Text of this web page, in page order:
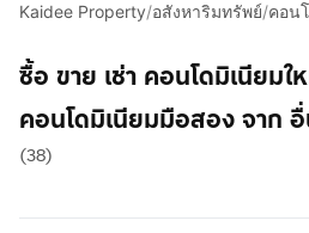
Kaidee Property/อสังหาริมทรัพย์/คอน
ซื้อ ขาย เช่า คอนโดมิเนียมใ
คอนโดมิเนียมมือสอง จาก
(38)